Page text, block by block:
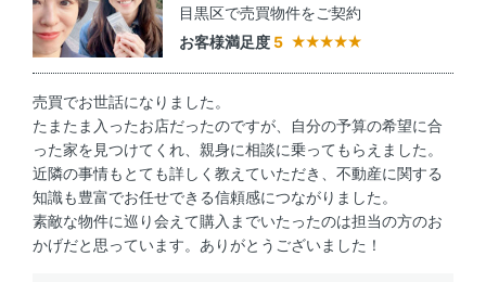
目黒区で売買物件をご契約
お客様満足度 5
売買でお世話になりました。
たまたま入ったお店だったのですが、自分の予算の希望に合
った家を見つけてくれ、親身に相談に乗ってもらえました。
近隣の事情もとても詳しく教えていただき、不動産に関する
知識も豊富でお任せできる信頼感につながりました。
素敵な物件に巡り会えて購入までいたったのは担当の方のお
かげだと思っています。ありがとうございました！